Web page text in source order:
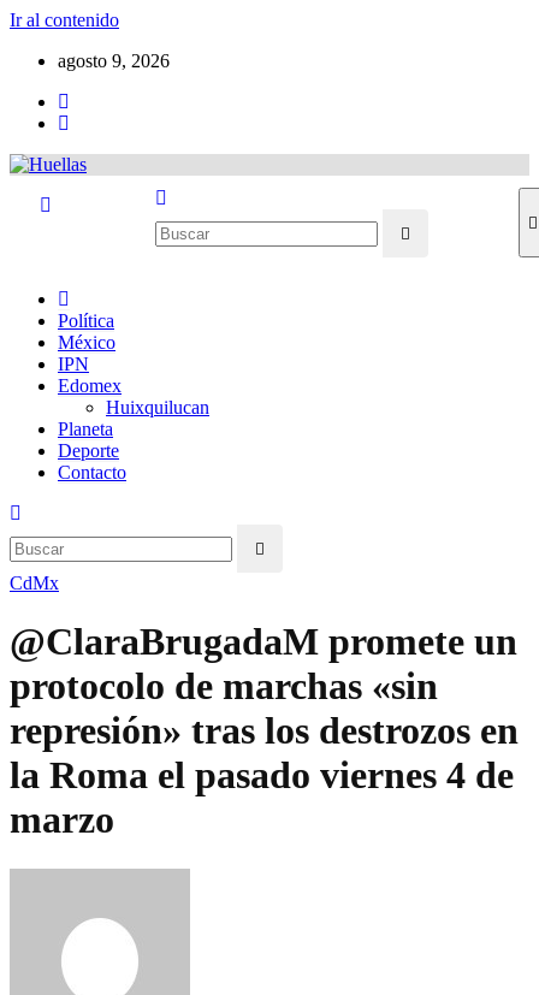
Ir al contenido
agosto 9, 2026
Política
México
IPN
Edomex
Huixquilucan
Planeta
Deporte
Contacto
CdMx
@ClaraBrugadaM promete un
protocolo de marchas «sin
represión» tras los destrozos en
la Roma el pasado viernes 4 de
marzo